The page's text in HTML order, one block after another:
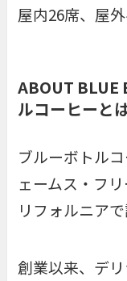
屋内26席、屋
ABOUT BLUE
ルコーヒーと
ブルーボトル
ェームス・フ
リフォルニア
創業以来、デ